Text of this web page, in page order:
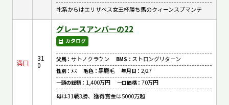
牝系からはエリザベス女王杯勝ち馬のクィーンスプマンテ
満口
31
0
グレースアンバーの22
カタログ
父馬：サトノクラウン BMS： ストロングリターン
性別：ﾒｽ 毛色：黒鹿毛 年月日：2/27
一頭の総額： 1,400万円 一口価格：70万円
母は31戦3勝、獲得賞金は5000万超